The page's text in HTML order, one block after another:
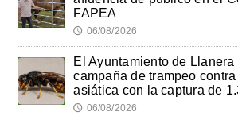
FAPEA
🕔 06/08/2026
El Ayuntamiento de
campaña de trampeo
asiática con la captura de
🕔 06/08/2026